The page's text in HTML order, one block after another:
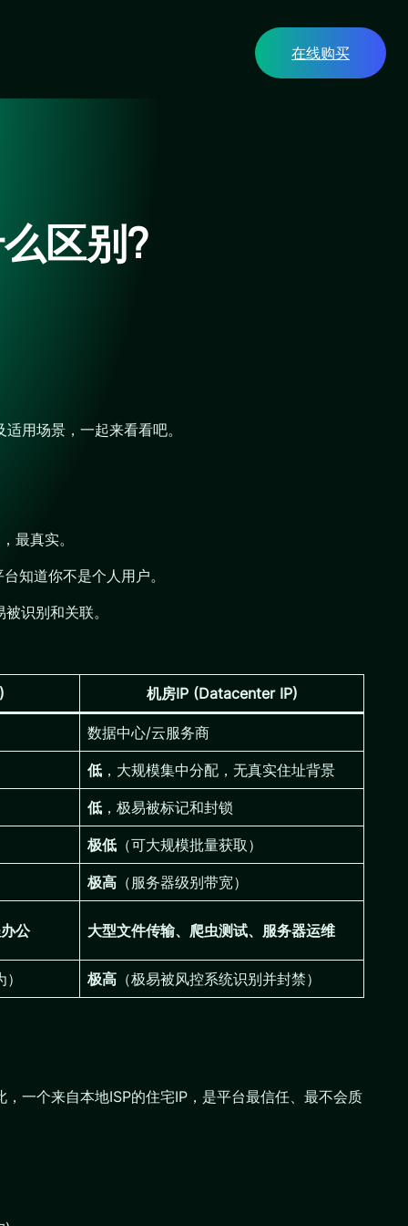
在线购买
区别?
用场景，一起来看看吧。
最真实。
知道你不是个人用户。
识别和关联。
机房IP (Datacenter IP)
数据中心/云服务商
低 ，大规模集中分配，无真实住址背景
低 ，极易被标记和封锁
极低 （可大规模批量获取）
极高 （服务器级别带宽）
公 大型文件传输、爬虫测试、服务器运维
极高 （极易被风控系统识别并封禁）
一个来自本地ISP的住宅IP，是平台最信任、最不会质